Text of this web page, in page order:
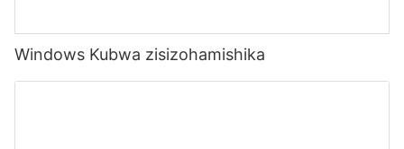
Windows Kubwa zisizohamishika